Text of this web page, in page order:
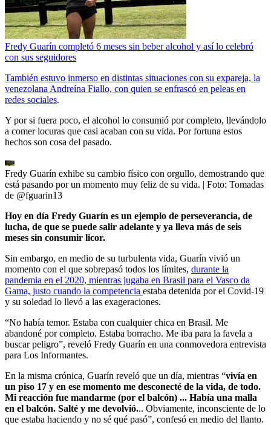
Fredy Guarín completó 6 meses sin beber alcohol y así lo celebró
con sus seguidores
También estuvo inmerso en distintas situaciones con su expareja, la
venezolana Andreína Fiallo, con quien se enfrascó en peleas en
redes sociales.
Y por si fuera poco, el alcohol lo consumió por completo, llevándolo
a comer locuras que casi acaban con su vida. Por fortuna estos
hechos son cosa del pasado.
Fredy Guarín exhibe su cambio físico con orgullo, demostrando que
está pasando por un momento muy feliz de su vida. | Foto: Tomadas
de @fguarin13
Hoy en día Fredy Guarín es un ejemplo de perseverancia, de
lucha, de que se puede salir adelante y ya lleva más de seis
meses sin consumir licor.
Sin embargo, en medio de su turbulenta vida, Guarín vivió un
momento con el que sobrepasó todos los límites, durante la
pandemia en el 2020, mientras jugaba en Brasil para el Vasco da
Gama, justo cuando la competencia estaba detenida por el Covid-19
y su soledad lo llevó a las exageraciones.
“No había temor. Estaba con cualquier chica en Brasil. Me
abandoné por completo. Estaba borracho. Me iba para la favela a
buscar peligro”, reveló Fredy Guarín en una conmovedora entrevista
para Los Informantes.
En la misma crónica, Guarín reveló que un día, mientras “vivía en
un piso 17 y en ese momento me desconecté de la vida, de todo.
Mi reacción fue mandarme (por el balcón) ... Había una malla
en el balcón. Salté y me devolvió... Obviamente, inconsciente de lo
que estaba haciendo y no sé qué pasó”, confesó en medio del llanto.